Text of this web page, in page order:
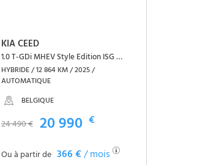
KIA CEED
1.0 T-GDi MHEV Style Edition ISG DCT 100 Hp
HYBRIDE / 12 864 KM / 2025 /
AUTOMATIQUE
BELGIQUE
24 490 € 20 990 €
Ou à partir de 366 €/ mois